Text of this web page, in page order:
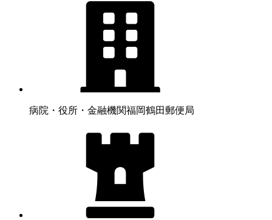
病院・役所・金融機関福岡鶴田郵便局